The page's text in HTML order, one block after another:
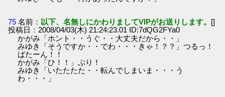
75 名前： 以下、名無しにかわりましてVIPがお送りします。 []
投稿日：2008/04/03(木) 21:24:23.01 ID:7dQG2FYa0
かがみ「ホント・・うぐ・・大丈夫だから・・」
みゆき「そうですか・・でわ・・・きゃ！？？」つるっ！
ばたーん！！
かがみ「ひ！！」ぶり！
みゆき「いたたたた・・転んでしまいま・・・う
わ・・・」